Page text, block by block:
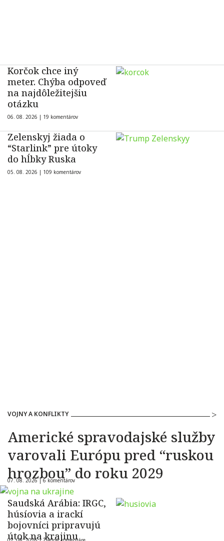
Korčok chce iný
meter. Chýba odpoveď
na najdôležitejšiu
otázku
06. 08. 2026 | 19 komentárov
Zelenskyj žiada o
“Starlink” pre útoky
do hĺbky Ruska
05. 08. 2026 | 109 komentárov
VOJNY A KONFLIKTY
Americké spravodajské služby
varovali Európu pred “ruskou
hrozbou” do roku 2029
07. 08. 2026 |6 komentárov
Saudská Arábia: IRGC,
húsíovia a irackí
bojovníci pripravujú
útok na krajinu